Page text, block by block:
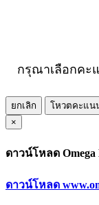
กรุณาเลือกคะ
ยกเลิก
โหวตคะแน
×
ดาวน์โหลด Omega
ดาวน์โหลด